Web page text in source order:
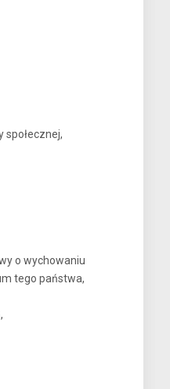
o wychowaniu
tego państwa,